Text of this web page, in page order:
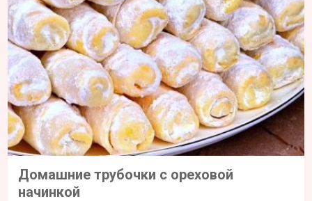
Домашние трубочки с ореховой
начинкой